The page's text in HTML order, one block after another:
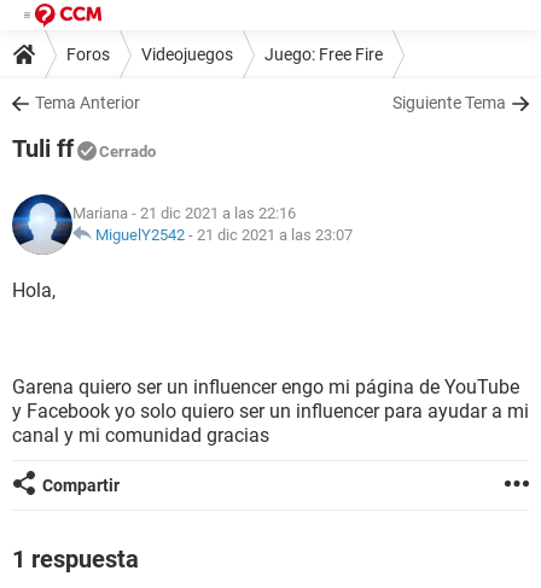
Foros Videojuegos Juego: Free Fire
Tema Anterior Siguiente Tema
Tuli ff Cerrado
Mariana - 21 dic 2021 a las 22:16
MiguelY2542 - 21 dic 2021 a las 23:07
Hola,
Garena quiero ser un influencer engo mi página de YouTube
y Facebook yo solo quiero ser un influencer para ayudar a mi
canal y mi comunidad gracias
Compartir
1 respuesta